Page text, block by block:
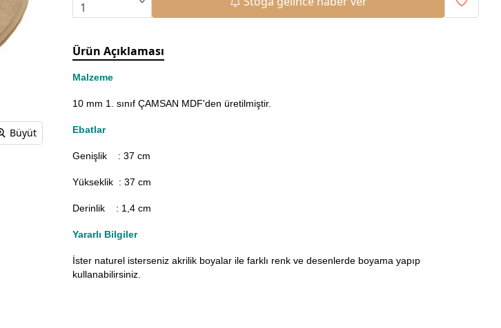
Büyüt
Ürün Açıklaması
Malzeme
10 mm 1. sınıf ÇAMSAN MDF'den üretilmiştir.
Ebatlar
Genişlik : 37cm
Yükseklik : 37 cm
Derinlik : 1,4 cm
Yararlı Bilgiler
İster naturel isterseniz akrilik boyalar ile farklı renk ve desenlerde boyama yapıp
kullanabilirsiniz.